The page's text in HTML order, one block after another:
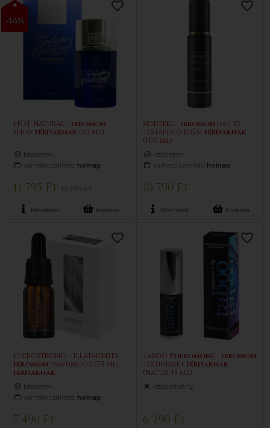
-14%
HOT Natural - feromon
spray férfiaknak (50 ml)
készleten
várható szállítás: holnap
11 795 Ft13 790 Ft
Részletek Kosárba
Sensfeel - feromon haj- és
testápoló krém férfiaknak
(100 ml)
készleten
várható szállítás: holnap
10 790 Ft
Részletek Kosárba
PheroStrong - illatmentes
feromon parfümhöz (7,5 ml)
férfiaknak
készleten
várható szállítás: holnap
7 490 Ft
Taboo Pheromone - feromon
testpermet férfiaknak
(natúr, 15 ml)
készlethiány
6 290 Ft